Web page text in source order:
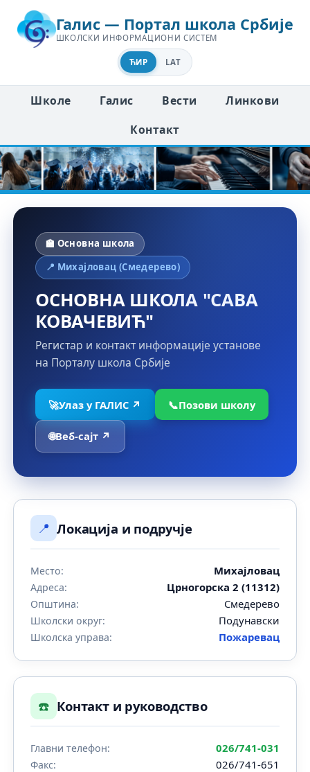
Галис — Портал школа Србије
ШКОЛСКИ ИНФОРМАЦИОНИ СИСТЕМ
ЋИР LAT
Школе Галис Вести
Линкови
Контакт
🏫 Основна школа
📍 Михајловац (Смедерево)
ОСНОВНА ШКОЛА "САВА
КОВАЧЕВИЋ"
Регистар и контакт информације установе
на Порталу школа Србије
🚀Улаз у ГАЛИС ↗ 📞Позови школу
🌐Веб-сајт ↗
📍 Локација и подручје
Место: Михајловац
Адреса: Црногорска 2 (11312)
Општина: Смедерево
Школски округ: Подунавски
Школска управа: Пожаревац
☎️ Контакт и руководство
Главни телефон: 026/741-031
Факс: 026/741-651